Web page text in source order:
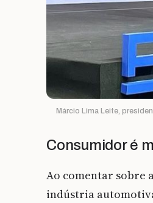
Márcio Lima Leite,
Consumidor é
Ao comentar sobre
indústria